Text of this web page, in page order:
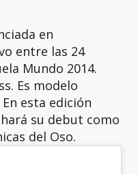
en
entre las 24
Mundo 2014.
Es modelo
esta edición
su debut como
del Oso.